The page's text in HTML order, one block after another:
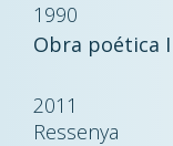
1990
Obra poética I
2011
Ressenya